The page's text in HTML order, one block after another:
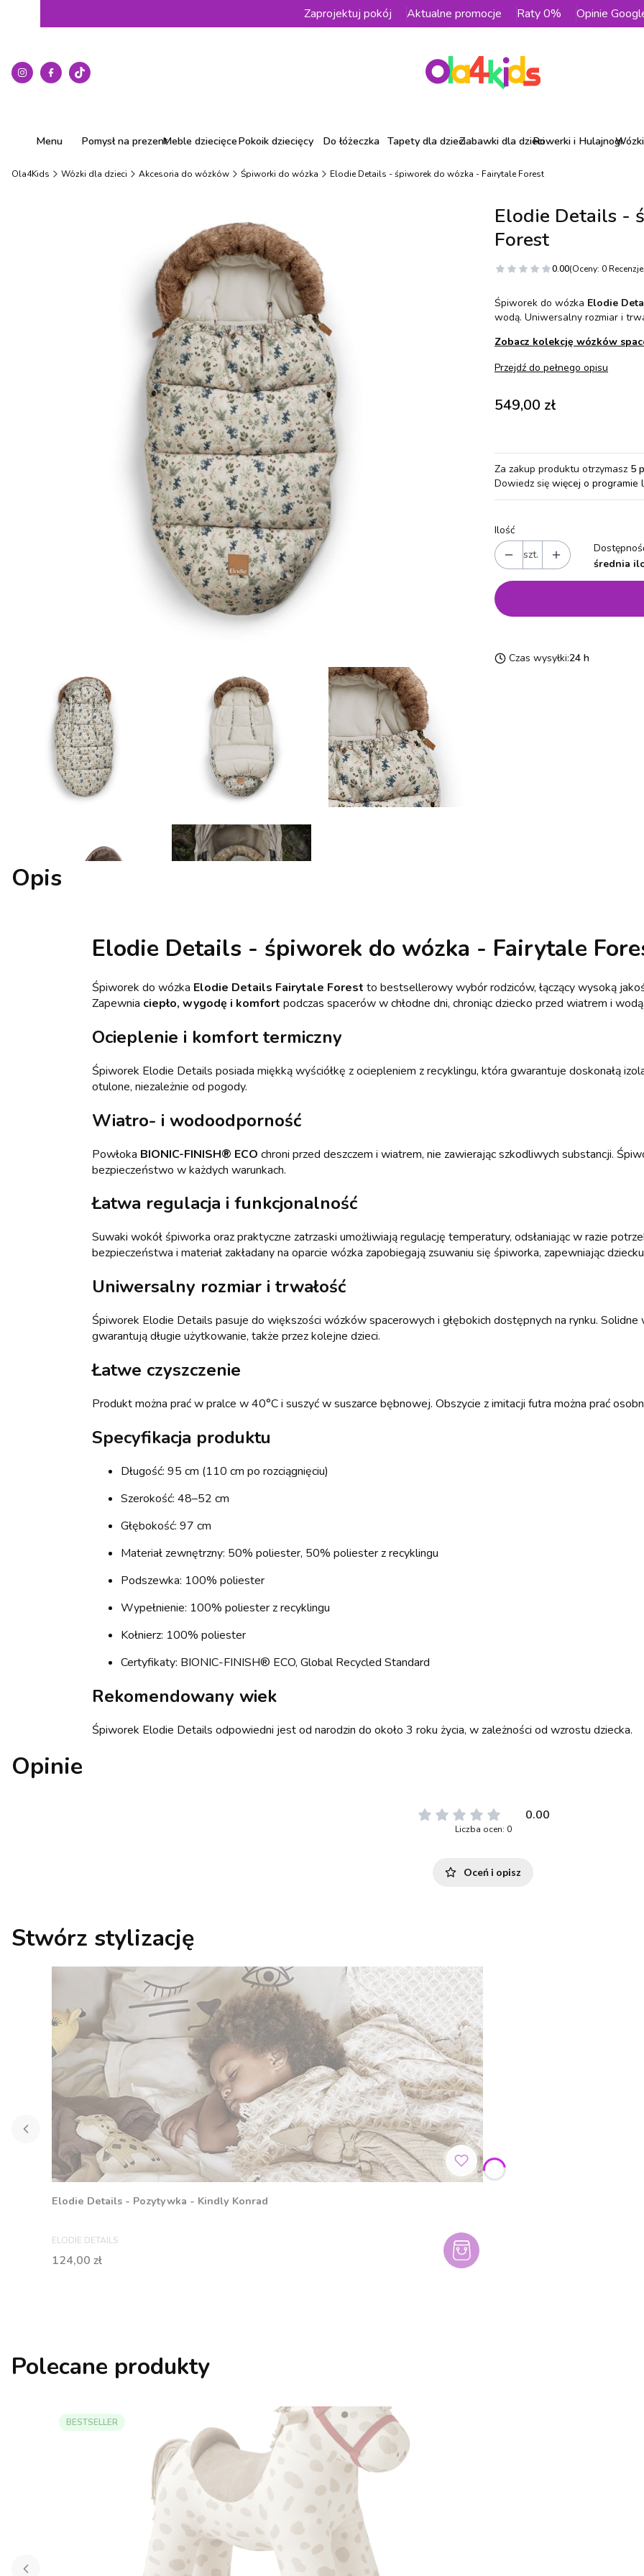
Zaprojektuj pokój Aktualne promocje Raty 0% Opinie
Menu Pomysł na prezentMeble dziecięcePokoik dziecięcy Do łóżeczka Tapety dla dzieciZabawki dla dzieciRowerki i Hulajnogi
Ola4Kids Wózki dla dzieci Akcesoria do wózków Śpiworki do wózka Elodie Details - śpiworek do wózka - Fairytale Forest
Elodie Details -
Forest
0.00(Oceny: 0
Śpiworek do wózka Elodie
wodą. Uniwersalny rozmiar i
Zobacz kolekcję wózków
Przejdź do pełnego opisu
Cena
549,00 zł
Za zakup produktu otrzymasz 5
Dowiedz się więcej o programie
Ilość
szt.
średnia
Czas wysyłki:24 h
Opis
Elodie Details - śpiworek do wózka - Fairytale
Śpiworek do wózka Elodie Details Fairytale Forest to bestsellerowy wybór rodziców, łączący wysoką
Zapewnia ciepło, wygodę i komfort podczas spacerów w chłodne dni, chroniąc dziecko przed wiatrem i
Ocieplenie i komfort termiczny
Śpiworek Elodie Details posiada miękką wyściółkę z ociepleniem z recyklingu, która gwarantuje doskonałą
otulone, niezależnie od pogody.
Wiatro- i wodoodporność
Powłoka BIONIC-FINISH® ECO chroni przed deszczem i wiatrem, nie zawierając szkodliwych substancji.
bezpieczeństwo w każdych warunkach.
Łatwa regulacja i funkcjonalność
Suwaki wokół śpiworka oraz praktyczne zatrzaski umożliwiają regulację temperatury, odsłaniając w razie
bezpieczeństwa i materiał zakładany na oparcie wózka zapobiegają zsuwaniu się śpiworka, zapewniając
Uniwersalny rozmiar i trwałość
Śpiworek Elodie Details pasuje do większości wózków spacerowych i głębokich dostępnych na rynku.
gwarantują długie użytkowanie, także przez kolejne dzieci.
Łatwe czyszczenie
Produkt można prać w pralce w 40°C i suszyć w suszarce bębnowej. Obszycie z imitacji futra można prać
Specyfikacja produktu
Długość: 95 cm (110 cm po rozciągnięciu)
Szerokość: 48–52 cm
Głębokość: 97 cm
Materiał zewnętrzny: 50% poliester, 50% poliester z recyklingu
Podszewka: 100% poliester
Wypełnienie: 100% poliester z recyklingu
Kołnierz: 100% poliester
Certyfikaty: BIONIC-FINISH® ECO, Global Recycled Standard
Rekomendowany wiek
Śpiworek Elodie Details odpowiedni jest od narodzin do około 3 roku życia, w zależności od wzrostu dziecka.
Opinie
0.00
Liczba ocen: 0
Oceń i opisz
Stwórz stylizację
Elodie Details - Pozytywka - Kindly Konrad
PRODUCENT
ELODIE DETAILS
Cena
124,00 zł
Polecane produkty
BESTSELLER